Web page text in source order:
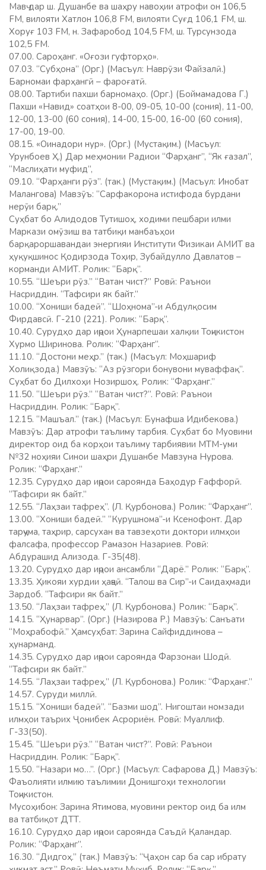
Мавҷ дар ш. Душанбе ва шаҳру навоҳии атрофи он 106,5
FM, вилояти Хатлон 106,8 FM, вилояти Суғд 106,1 FM, ш.
Хоруғ 103 FM, н. Зафаробод 104,5 FM, ш. Турсунзода
102,5 FM.
07.00. Сароҳанг. «Оғози гуфторҳо».
07.03. “Субҳона” (Орг.) (Масъул: Наврӯзи Файзалӣ.)
Барномаи фарҳангӣ – фароғатӣ.
08.00. Тартиби пахши барномаҳо. (Орг.) (Боймамадова Г.)
Пахши «Навид» соатҳои 8-00, 09-05, 10-00 (сония), 11-00,
12-00, 13-00 (60 сония), 14-00, 15-00, 16-00 (60 сония),
17-00, 19-00.
08.15. «Оинадори нур». (Орг.) (Мустақим.) (Масъул:
Урунбоев Ҳ.) Дар меҳмонии Радиои “Фарҳанг”, “Як ғазал”,
“Маслиҳати муфид”,
09.10. “Фарҳанги рӯз”. (так.) (Мустақим.) (Масъул: Инобат
Малангова) Мавзӯъ: “Сарфакорона истифода бурдани
нерӯи барқ.”
Суҳбат бо Алидодов Тутишоҳ, ходими пешбари илми
Маркази омӯзиш ва татбиқи манбаъҳои
барқароршавандаи энергияи Институти Физикаи АМИТ ва
ҳуқуқшинос Қодирзода Тоҳир, Зубайдулло Давлатов –
корманди АМИТ. Ролик: “Барқ”.
10.55. “Шеъри рӯз.” “Ватан чист?” Ровӣ: Раънои
Насриддин. “Тафсири як байт.”
10.00. “Хониши бадеӣ”. “Шоҳнома”-и Абдулқосим
Фирдавсӣ. Г-210 (221). Ролик: “Барқ”.
10.40. Сурудҳо дар иҷрои Ҳунарпешаи халқии Тоҷикистон
Хурмо Ширинова. Ролик: “Фарҳанг”.
11.10. “Достони меҳр.” (так.) (Масъул: Моҳшариф
Холиқзода.) Мавзӯъ: “Аз рӯзгори бонувони муваффақ”.
Суҳбат бо Дилхоҳи Нозиршоҳ. Ролик: “Фарҳанг.”
11.50. “Шеъри рӯз.” “Ватан чист?”. Ровӣ: Раънои
Насриддин. Ролик: “Барқ”.
12.15. “Машъал.” (так.) (Масъул: Бунафша Идибекова.)
Мавзӯъ: Дар атрофи таълиму тарбия. Суҳбат бо Муовини
директор оид ба корҳои таълиму тарбиявии МТМ-уми
№32 ноҳияи Синои шаҳри Душанбе Мавзуна Нурова.
Ролик: “Фарҳанг.”
12.35. Сурудҳо дар иҷрои сароянда Баҳодур Ғаффорӣ.
“Тафсири як байт.”
12.55. “Лаҳзаи тафреҳ”. (Л. Қурбонова.) Ролик: “Фарҳанг”.
13.00. “Хониши бадеӣ.” “Курушнома”-и Ксенофонт. Дар
тарҷума, таҳрир, сарсухан ва тавзеҳоти доктори илмҳои
фалсафа, профессор Рамазон Назариев. Ровӣ:
Абдурашид Ализода. Г-35(48).
13.20. Сурудҳо дар иҷрои ансамбли “Дарё.” Ролик: “Барқ”.
13.35. Ҳикояи хурдии ҳаҷвӣ. “Талош ва Сир”-и Саидаҳмади
Зардоб. “Тафсири як байт.”
13.50. “Лаҳзаи тафреҳ.” (Л. Қурбонова.) Ролик: “Барқ”.
14.15. “Ҳунарвар”. (Орг.) (Назирова Р.) Мавзӯъ: Санъати
“Моҳрабофӣ.” Ҳамсуҳбат: Зарина Сайфиддинова –
ҳунарманд.
14.35. Сурудҳо дар иҷрои сароянда Фарзонаи Шодӣ.
“Тафсири як байт.”
14.55. “Лаҳзаи тафреҳ.” (Л. Қурбонова.) Ролик: “Фарҳанг.”
14.57. Суруди миллӣ.
15.15. “Хониши бадеӣ”. “Базми шод”. Нигоштаи номзади
илмҳои таърих Ҷонибек Асрориён. Ровӣ: Муаллиф.
Г-33(50).
15.45. “Шеъри рӯз.” “Ватан чист?”. Ровӣ: Раънои
Насриддин. Ролик: “Барқ”.
15.50. “Назари мо…”. (Орг.) (Масъул: Сафарова Д.) Мавзӯъ:
Фаъолияти илмию таълимии Донишгоҳи технологии
Тоҷикистон.
Мусоҳибон: Зарина Ятимова, муовини ректор оид ба илм
ва татбиқот ДТТ.
16.10. Сурудҳо дар иҷрои сароянда Саъдӣ Қаландар.
Ролик: “Фарҳанг”.
16.30. “Дидгоҳ.” (так.) Мавзӯъ: “Ҷаҳон сар ба сар ибрату